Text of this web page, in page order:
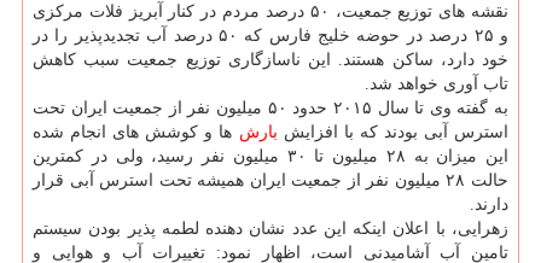
نقشه های توزیع جمعیت، ۵۰ درصد مردم در کنار آبریز فلات مرکزی
و ۲۵ درصد در حوضه خلیج فارس که ۵۰ درصد آب تجدیدپذیر را در
خود دارد، ساکن هستند. این ناسازگاری توزیع جمعیت سبب کاهش
تاب آوری خواهد شد.
به گفته وی تا سال ۲۰۱۵ حدود ۵۰ میلیون نفر از جمعیت ایران تحت
استرس آبی بودند که با افزایش بارش ها و کوشش های انجام شده
این میزان به ۲۸ میلیون تا ۳۰ میلیون نفر رسید، ولی در کمترین
حالت ۲۸ میلیون نفر از جمعیت ایران همیشه تحت استرس آبی قرار
دارند.
زهرایی، با اعلان اینکه این عدد نشان دهنده لطمه پذیر بودن سیستم
تامین آب آشامیدنی است، اظهار نمود: تغییرات آب و هوایی و